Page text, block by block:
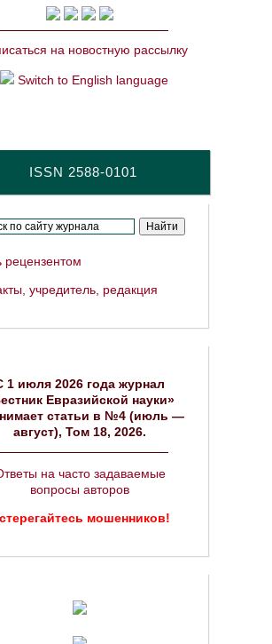
на новостную рассылку
Switch to English language
ISSN 2588-0101
рецензентом
учредитель, редакция
1 июля 2026 года журнал
Евразийской науки»
статьи в №4 (июль —
август), Том 18, 2026.
на часто задаваемые
вопросы авторов
мошенников!